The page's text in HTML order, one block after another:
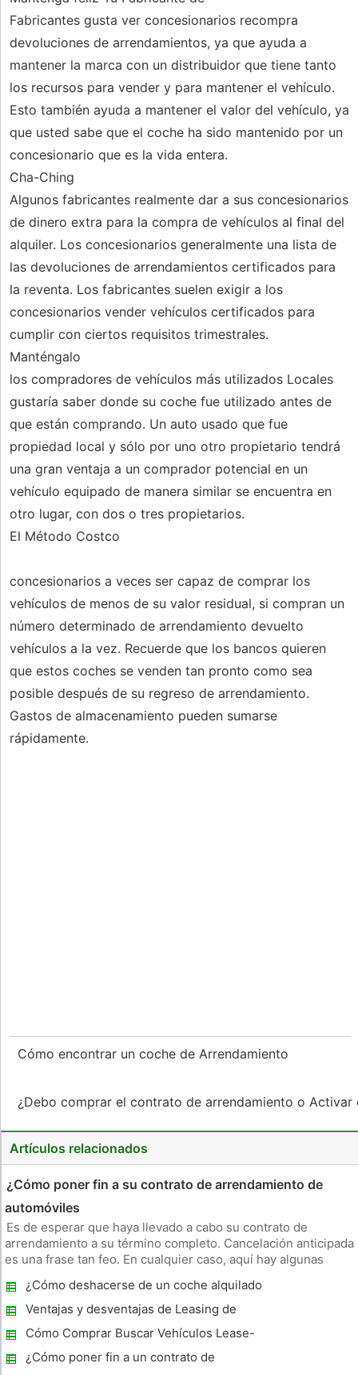
Fabricantes gusta ver concesionarios recompra
devoluciones de arrendamientos, ya que ayuda a
mantener la marca con un distribuidor que tiene tanto
los recursos para vender y para mantener el vehículo.
Esto también ayuda a mantener el valor del vehículo, ya
que usted sabe que el coche ha sido mantenido por un
concesionario que es la vida entera.
Cha-Ching
Algunos fabricantes realmente dar a sus concesionarios
de dinero extra para la compra de vehículos al final del
alquiler. Los concesionarios generalmente una lista de
las devoluciones de arrendamientos certificados para
la reventa. Los fabricantes suelen exigir a los
concesionarios vender vehículos certificados para
cumplir con ciertos requisitos trimestrales.
Manténgalo
los compradores de vehículos más utilizados Locales
gustaría saber donde su coche fue utilizado antes de
que están comprando. Un auto usado que fue
propiedad local y sólo por uno otro propietario tendrá
una gran ventaja a un comprador potencial en un
vehículo equipado de manera similar se encuentra en
otro lugar, con dos o tres propietarios.
El Método Costco
concesionarios a veces ser capaz de comprar los
vehículos de menos de su valor residual, si compran un
número determinado de arrendamiento devuelto
vehículos a la vez. Recuerde que los bancos quieren
que estos coches se venden tan pronto como sea
posible después de su regreso de arrendamiento.
Gastos de almacenamiento pueden sumarse
rápidamente.
Cómo encontrar un coche de Arrendamiento
¿Debo comprar el contrato de arrendamiento o
Artículos relacionados
¿Cómo poner fin a su contrato de arrendamiento de
automóviles
Es de esperar que haya llevado a cabo su contrato de
arrendamiento a su término completo. Cancelación anticipada
es una frase tan feo. En cualquier caso, aquí hay algunas
contrato de arrendamiento Préstamo Ver Más instrucciones 1
Leer su c
¿Cómo deshacerse de un coche alquilado
Ventajas y desventajas de Leasing de
coches
Cómo Comprar Buscar Vehículos Lease-
End
¿Cómo poner fin a un contrato de